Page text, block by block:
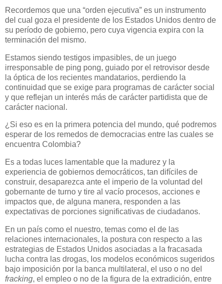
Recordemos que una “orden ejecutiva” es un instrumento
del cual goza el presidente de los Estados Unidos dentro de
su período de gobierno, pero cuya vigencia expira con la
terminación del mismo.
Estamos siendo testigos impasibles, de un juego
irresponsable de ping pong, guiado por el retrovisor desde
la óptica de los recientes mandatarios, perdiendo la
continuidad que se exige para programas de carácter social
y que reflejan un interés más de carácter partidista que de
carácter nacional.
¿Si eso es en la primera potencia del mundo, qué podremos
esperar de los remedos de democracias entre las cuales se
encuentra Colombia?
Es a todas luces lamentable que la madurez y la
experiencia de gobiernos democráticos, tan difíciles de
construir, desaparezca ante el imperio de la voluntad del
gobernante de turno y tire al vacío procesos, acciones e
impactos que, de alguna manera, responden a las
expectativas de porciones significativas de ciudadanos.
En un país como el nuestro, temas como el de las
relaciones internacionales, la postura con respecto a las
estrategias de Estados Unidos asociadas a la fracasada
lucha contra las drogas, los modelos económicos sugeridos
bajo imposición por la banca multilateral, el uso o no del
fracking, el empleo o no de la figura de la extradición, entre